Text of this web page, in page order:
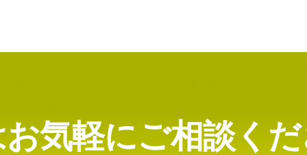
気軽にご相談く